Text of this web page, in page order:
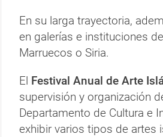
En su larga trayectoria,
en galerías e instituciones
Marruecos o Siria.
El Festival Anual de Arte
supervisión y organización
Departamento de Cultura e
exhibir varios tipos de artes